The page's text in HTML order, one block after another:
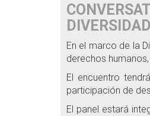
En el marco de la
derechos
El encuentro
participación de
El panel estará